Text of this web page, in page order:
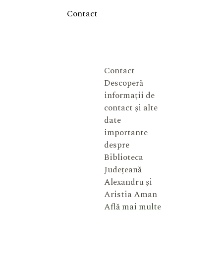
Contact
Contact
Descoperă
informații de
contact și alte
date
importante
despre
Biblioteca
Județeană
Alexandru și
Aristia Aman
Află mai multe